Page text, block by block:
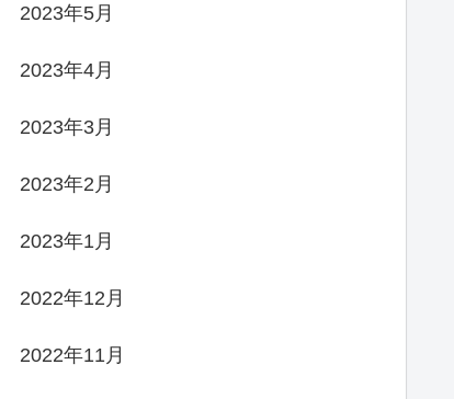
2023年5月
2023年4月
2023年3月
2023年2月
2023年1月
2022年12月
2022年11月